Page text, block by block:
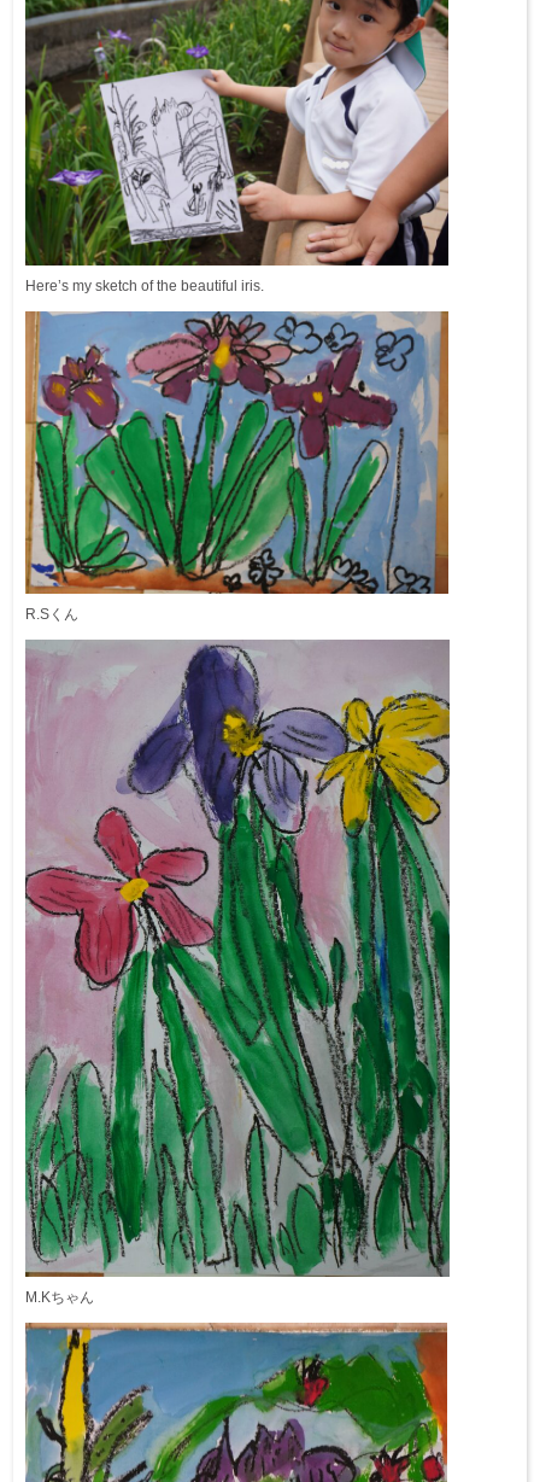
Here’s my sketch of the beautiful iris.
R.Sくん
M.Kちゃん